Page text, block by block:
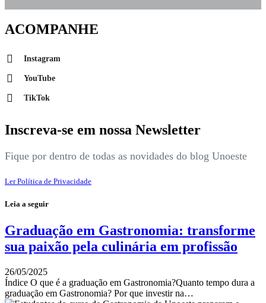
ACOMPANHE
Instagram
YouTube
TikTok
Inscreva-se em nossa Newsletter
Fique por dentro de todas as novidades do blog Unoeste
Ler Política de Privacidade
Leia a seguir
Graduação em Gastronomia: transforme
sua paixão pela culinária em profissão
26/05/2025
Índice O que é a graduação em Gastronomia?Quanto tempo dura a
graduação em Gastronomia? Por que investir na…